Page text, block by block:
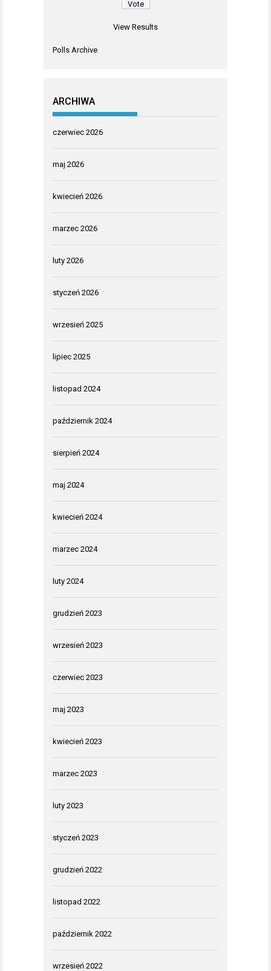
View Results
Polls Archive
ARCHIWA
czerwiec 2026
maj 2026
kwiecień 2026
marzec 2026
luty 2026
styczeń 2026
wrzesień 2025
lipiec 2025
listopad 2024
październik 2024
sierpień 2024
maj 2024
kwiecień 2024
marzec 2024
luty 2024
grudzień 2023
wrzesień 2023
czerwiec 2023
maj 2023
kwiecień 2023
marzec 2023
luty 2023
styczeń 2023
grudzień 2022
listopad 2022
październik 2022
wrzesień 2022